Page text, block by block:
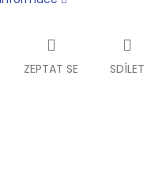
ZEPTAT SE SDÍLET